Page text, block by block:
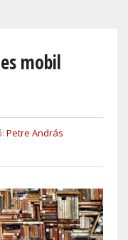
mobil
Petre András